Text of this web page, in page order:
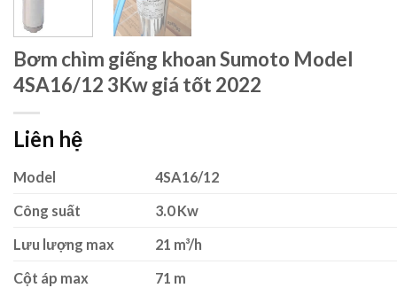
Bơm chìm giếng khoan Sumoto Model
4SA16/12 3Kw giá tốt 2022
Liên hệ
Model
4SA16/12
Công suất
3.0 Kw
Lưu lượng max
21 m³/h
Cột áp max
71 m